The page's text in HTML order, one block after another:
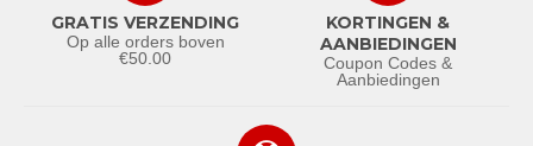
GRATIS VERZENDING
Op alle orders boven
€50.00
KORTINGEN &
AANBIEDINGEN
Coupon Codes &
Aanbiedingen